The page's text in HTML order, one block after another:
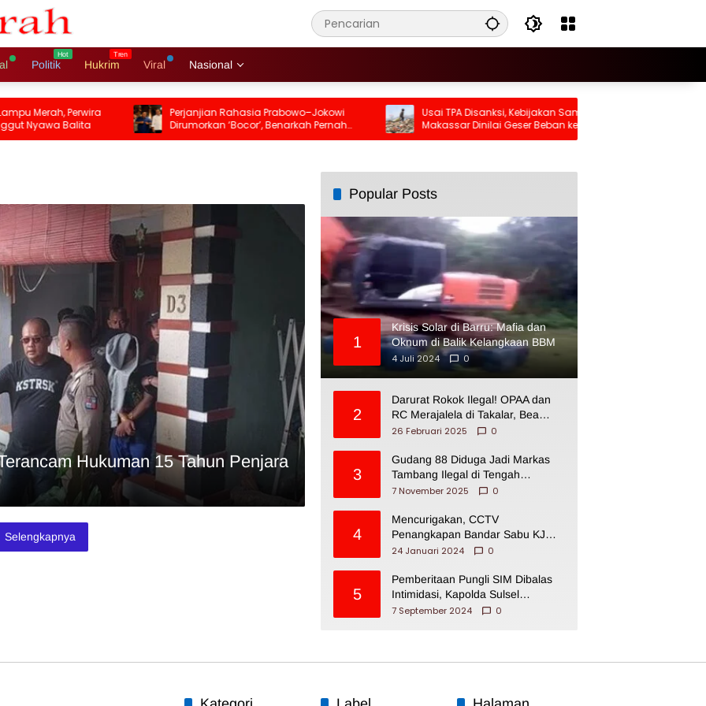
Politik Hukrim Viral Nasional
Perwira
Balita
Perjanjian Rahasia Prabowo–Jokowi
Dirumorkan ‘Bocor’, Benarkah Pernah
Ada?
Usai TPA Disanksi, Kebijakan Sampah
Makassar Dinilai Geser Beban ke
Masyarakat
Hukuman 15 Tahun Penjara
Selengkapnya
Popular Posts
1
Krisis Solar di Barru: Mafia dan
Oknum di Balik Kelangkaan BBM
4 Juli 2024
0
2
Darurat Rokok Ilegal! OPAA dan
RC Merajalela di Takalar, Bea
Cukai Impoten
26 Februari 2025 0
3
Gudang 88 Diduga Jadi Markas
Tambang Ilegal di Tengah
Permukiman Warga Makassar
7 November 2025 0
4
Mencurigakan, CCTV
Penangkapan Bandar Sabu KJ
Disita Oknum BNNP Sulsel
24 Januari 2024 0
5
Pemberitaan Pungli SIM Dibalas
Intimidasi, Kapolda Sulsel
Dikecam PJI Sulsel
7 September 2024 0